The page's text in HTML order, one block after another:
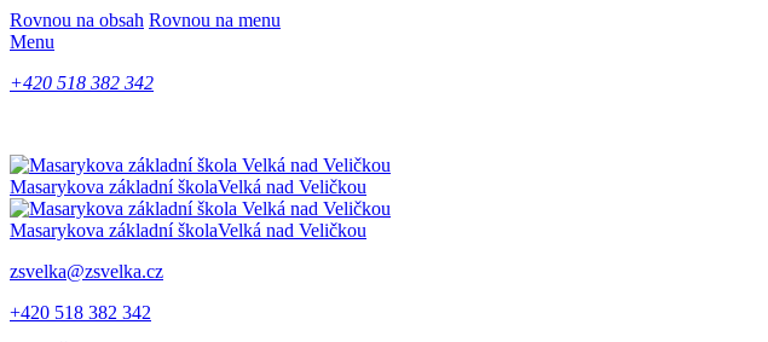
Rovnou na obsah Rovnou na menu
Menu
+420 518 382 342
Masarykova základní školaVelká nad Veličkou
Masarykova základní školaVelká nad Veličkou
zsvelka@zsvelka.cz
+420 518 382 342